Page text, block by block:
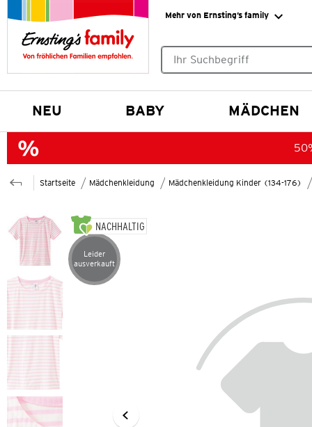
Mehr von Ernsting’s family
NEU BABY MÄDCHEN
Startseite Mädchenkleidung Mädchenkleidung Kinder (134-176)
NACHHALTIG
Artikel leider ausverkauft
Leider
ausverkauft